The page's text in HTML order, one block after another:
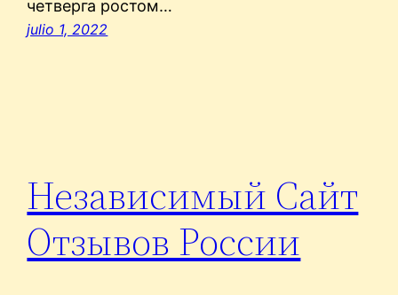
четверга ростом…
julio 1, 2022
Независимый Сайт
Отзывов России